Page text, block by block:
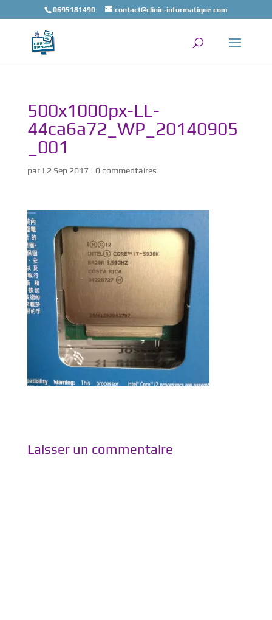
0695181490 contact@clinic-informatique.com
500x1000px-LL-
44ca6a72_WP_20140905
_001
par | 2 Sep 2017| 0 commentaires
Laisser un commentaire